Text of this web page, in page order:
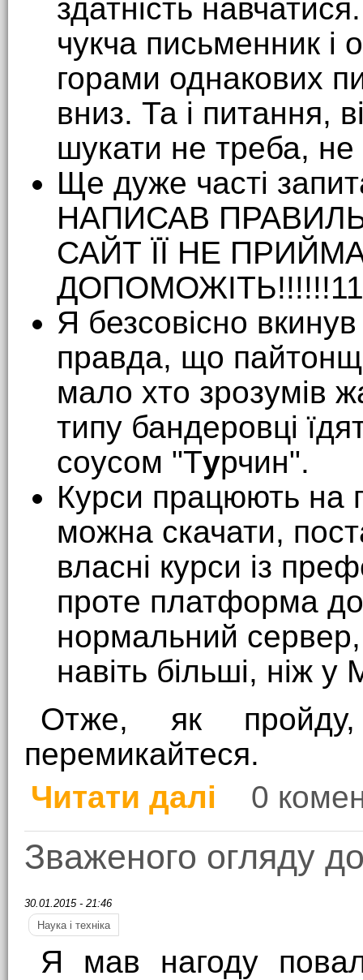
здатність
чукча письменник і
горами однакових
вниз. Та і питання,
шукати не треба, не
Ще дуже часті
НАПИСАВ
САЙТ ЇЇ НЕ
Я безсовісно
правда, що
мало хто зрозумів
типу бандеровці
соусом "Турчин".
Курси працюють на
можна скачати,
власні курси із
проте платформа
нормальний
навіть більші, ніж у
Отже, як
перемикайтеся.
Читати далі
про Про Прометея
0
Зваженого огляду
30.01.2015 - 21:46
Наука і техніка
Я мав нагоду